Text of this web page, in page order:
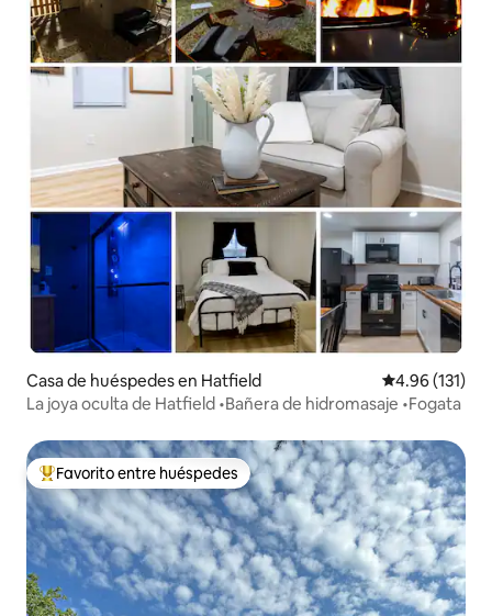
Casa de huéspedes en Hatfield Calificación
4.96 (131)
La joya oculta de Hatfield •Bañera de hidromasaje •Fogata
Favorito entre huéspedes preferido
Favorito entre huéspedes